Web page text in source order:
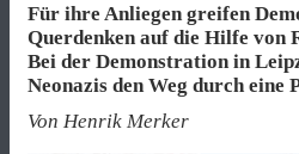
Für ihre Anliegen greifen
Querdenken auf die Hilfe von
Bei der Demonstration in
Neonazis den Weg durch eine
Von Henrik Merker